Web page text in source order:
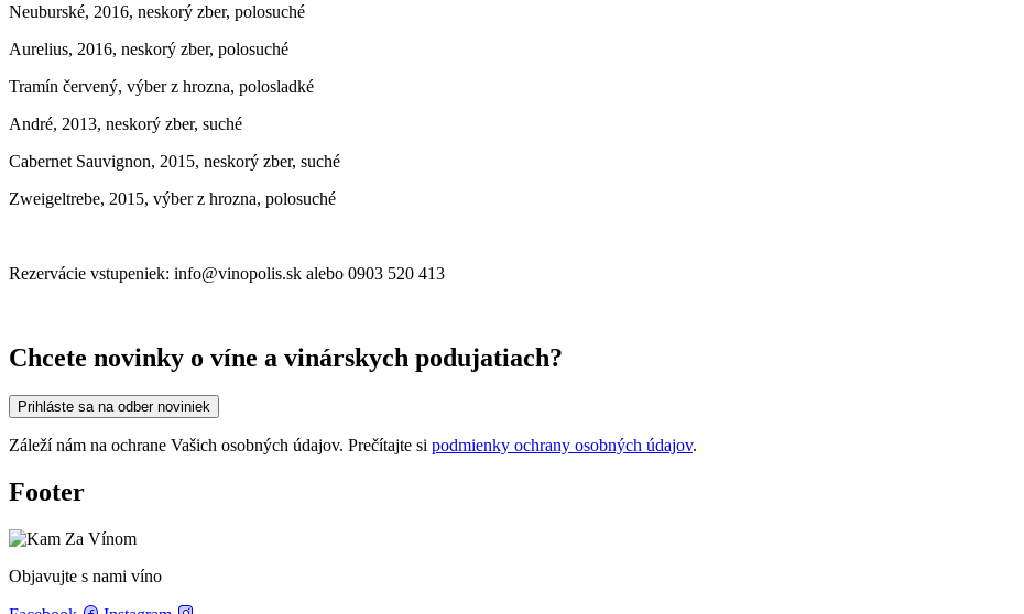
Neuburské, 2016, neskorý zber, polosuché
Aurelius, 2016, neskorý zber, polosuché
Tramín červený, výber z hrozna, polosladké
André, 2013, neskorý zber, suché
Cabernet Sauvignon, 2015, neskorý zber, suché
Zweigeltrebe, 2015, výber z hrozna, polosuché
Rezervácie vstupeniek: info@vinopolis.sk alebo 0903 520 413
Chcete novinky o víne a vinárskych podujatiach?
Prihláste sa na odber noviniek
Záleží nám na ochrane Vašich osobných údajov. Prečítajte si podmienky ochrany osobných údajov.
Footer
Objavujte s nami víno